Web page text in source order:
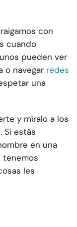
con
cuando
pueden ver
o navegar redes
una
y míralo a los
. Si estás
en una
tenemos
les